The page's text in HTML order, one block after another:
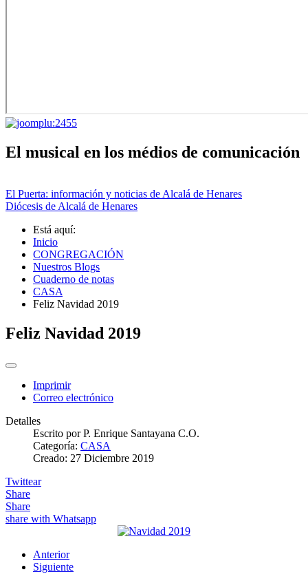
El musical en los médios de comunicación
El Puerta: información y noticias de Alcalá de Henares
Diócesis de Alcalá de Henares
Está aquí:
Inicio
CONGREGACIÓN
Nuestros Blogs
Cuaderno de notas
CASA
Feliz Navidad 2019
Feliz Navidad 2019
Imprimir
Correo electrónico
Detalles
Escrito porP. Enrique Santayana C.O.
Categoría: CASA
Creado: 27 Diciembre 2019
Twittear
Share
Share
share with Whatsapp
Anterior
Siguiente